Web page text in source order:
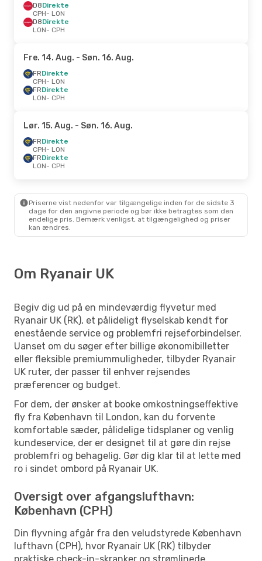
D8Direkte
CPH- LON
D8Direkte
LON- CPH
Fre. 14. Aug. - Søn. 16. Aug.
FRDirekte
CPH- LON
FRDirekte
LON- CPH
Lør. 15. Aug. - Søn. 16. Aug.
FRDirekte
CPH- LON
FRDirekte
LON- CPH
Priserne vist nedenfor var tilgængelige inden for de sidste 3
dage for den angivne periode og bør ikke betragtes som den
endelige pris. Bemærk venligst, at tilgængelighed og priser
kan ændres.
Om Ryanair UK
Begiv dig ud på en mindeværdig flyvetur med
Ryanair UK (RK), et pålideligt flyselskab kendt for
enestående service og problemfri rejseforbindelser.
Uanset om du søger efter billige økonomibilletter
eller fleksible premiummuligheder, tilbyder Ryanair
UK ruter, der passer til enhver rejsendes
præferencer og budget.
For dem, der ønsker at booke omkostningseffektive
fly fra København til London, kan du forvente
komfortable sæder, pålidelige tidsplaner og venlig
kundeservice, der er designet til at gøre din rejse
problemfri og behagelig. Gør dig klar til at lette med
ro i sindet ombord på Ryanair UK.
Oversigt over afgangslufthavn:
København (CPH)
Din flyvning afgår fra den veludstyrede København
lufthavn (CPH), hvor Ryanair UK (RK) tilbyder